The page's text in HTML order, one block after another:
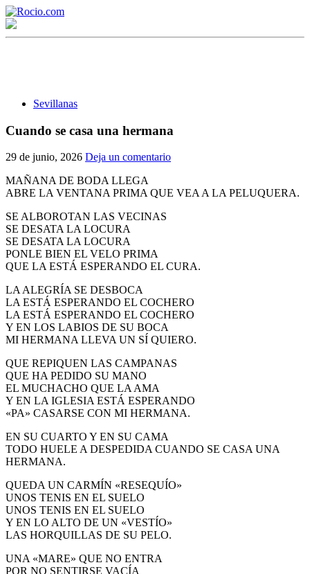
Sevillanas
Cuando se casa una hermana
29 de junio, 2026 Deja un comentario
MAÑANA DE BODA LLEGA
ABRE LA VENTANA PRIMA QUE VEA A LA PELUQUERA.
SE ALBOROTAN LAS VECINAS
SE DESATA LA LOCURA
SE DESATA LA LOCURA
PONLE BIEN EL VELO PRIMA
QUE LA ESTÁ ESPERANDO EL CURA.
LA ALEGRÍA SE DESBOCA
LA ESTÁ ESPERANDO EL COCHERO
LA ESTÁ ESPERANDO EL COCHERO
Y EN LOS LABIOS DE SU BOCA
MI HERMANA LLEVA UN SÍ QUIERO.
QUE REPIQUEN LAS CAMPANAS
QUE HA PEDIDO SU MANO
EL MUCHACHO QUE LA AMA
Y EN LA IGLESIA ESTÁ ESPERANDO
«PA» CASARSE CON MI HERMANA.
EN SU CUARTO Y EN SU CAMA
TODO HUELE A DESPEDIDA CUANDO SE CASA UNA
HERMANA.
QUEDA UN CARMÍN «RESEQUÍO»
UNOS TENIS EN EL SUELO
UNOS TENIS EN EL SUELO
Y EN LO ALTO DE UN «VESTÍO»
LAS HORQUILLAS DE SU PELO.
UNA «MARE» QUE NO ENTRA
POR NO SENTIRSE VACÍA
¡Bienvenido! Soy el asistente virtual de rocio.com.
Historia de la Virgen del Rocío
¿Cuándo es la romería del Rocío?
¿Cuándo se construyó la primera ermita?
El traslado cada siete años
¿Cuales son los actos principales que se celebran en el
Rocío?
Quiero hacer el camino,¿que tengo que hacer?
En el Rocío, ¿dónde me alojo?